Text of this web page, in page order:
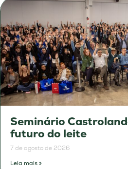
Seminário
futuro do leite
7 de agosto de 2026
Leia mais »